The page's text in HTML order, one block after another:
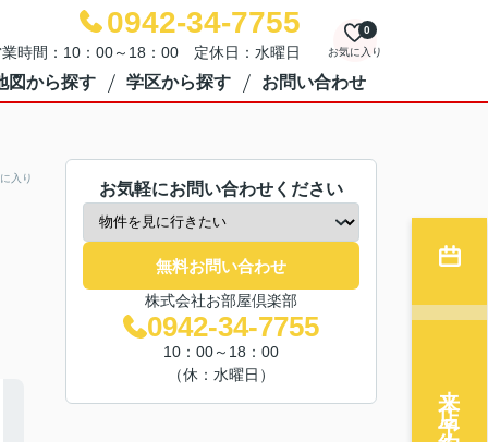
0942-34-7755
時間：10：00～18：00 定休日：水曜日 お気に入り
0
図から探す 学区から探す お問い合わせ
入り
お気軽にお問い合わせください
無料お問い合わせ
株式会社お部屋倶楽部
0942-34-7755
10：00～18：00
（休：水曜日）
来店予約